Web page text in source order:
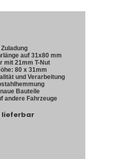
auf 31x80 mm
mit 21mm T-Nut
80 x 31mm
und Verarbeitung
Bauteile
andere Fahrzeuge
lieferbar